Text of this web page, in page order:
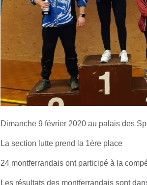
Dimanche 9 février 2020 au palais des
La section lutte prend la 1ère place
24 montferrandais ont participé à la
Les résultats des montferrandais sont